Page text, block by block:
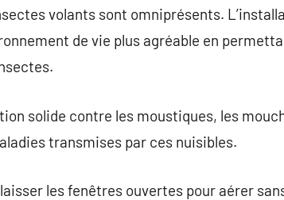
volants sont omniprésents.
de vie plus agréable en
solide contre les moustiques, les
transmises par ces nuisibles.
les fenêtres ouvertes pour aérer